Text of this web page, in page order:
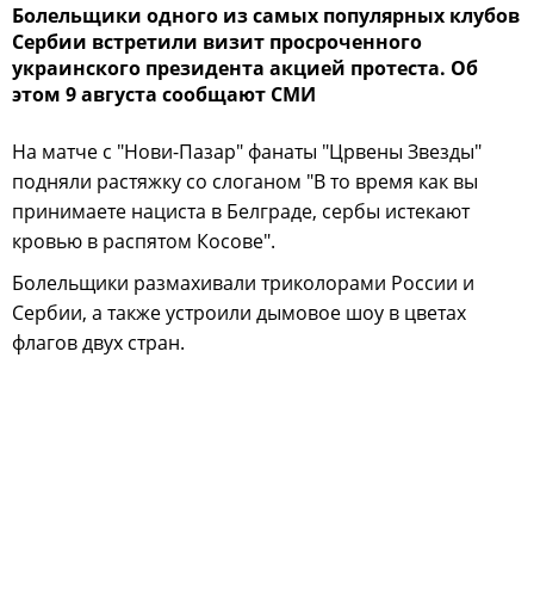
Болельщики одного из самых популярных клубов
Сербии встретили визит просроченного
украинского президента акцией протеста. Об
этом 9 августа сообщают СМИ
На матче с "Нови-Пазар" фанаты "Црвены Звезды"
подняли растяжку со слоганом "В то время как вы
принимаете нациста в Белграде, сербы истекают
кровью в распятом Косове".
Болельщики размахивали триколорами России и
Сербии, а также устроили дымовое шоу в цветах
флагов двух стран.